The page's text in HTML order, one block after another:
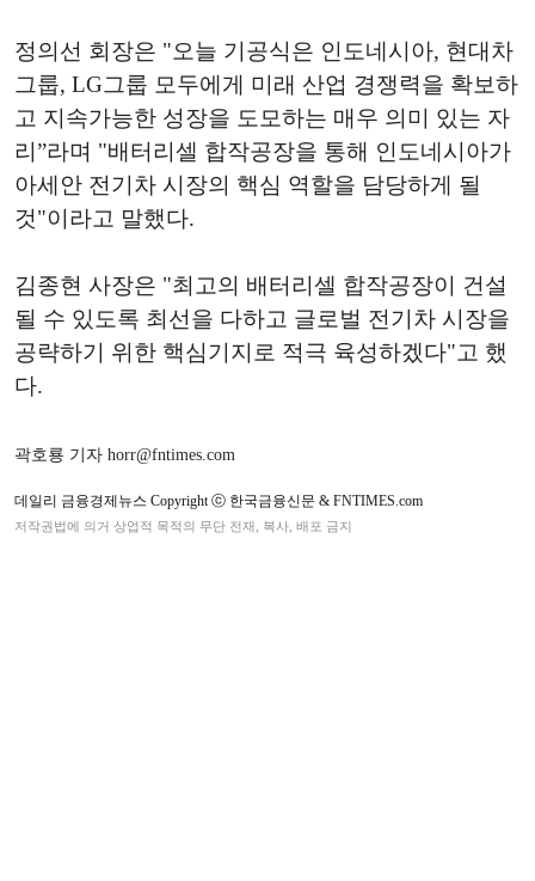
정의선 회장은 "오늘 기공식은 인도네시아, 현대차
그룹, LG그룹 모두에게 미래 산업 경쟁력을 확보하
고 지속가능한 성장을 도모하는 매우 의미 있는 자
리”라며 "배터리셀 합작공장을 통해 인도네시아가
아세안 전기차 시장의 핵심 역할을 담당하게 될
것"이라고 말했다.
김종현 사장은 "최고의 배터리셀 합작공장이 건설
될 수 있도록 최선을 다하고 글로벌 전기차 시장을
공략하기 위한 핵심기지로 적극 육성하겠다"고 했
다.
곽호룡 기자 horr@fntimes.com
데일리 금융경제뉴스 Copyright ⓒ 한국금융신문 & FNTIMES.com
저작권법에 의거 상업적 목적의 무단 전재, 복사, 배포 금지